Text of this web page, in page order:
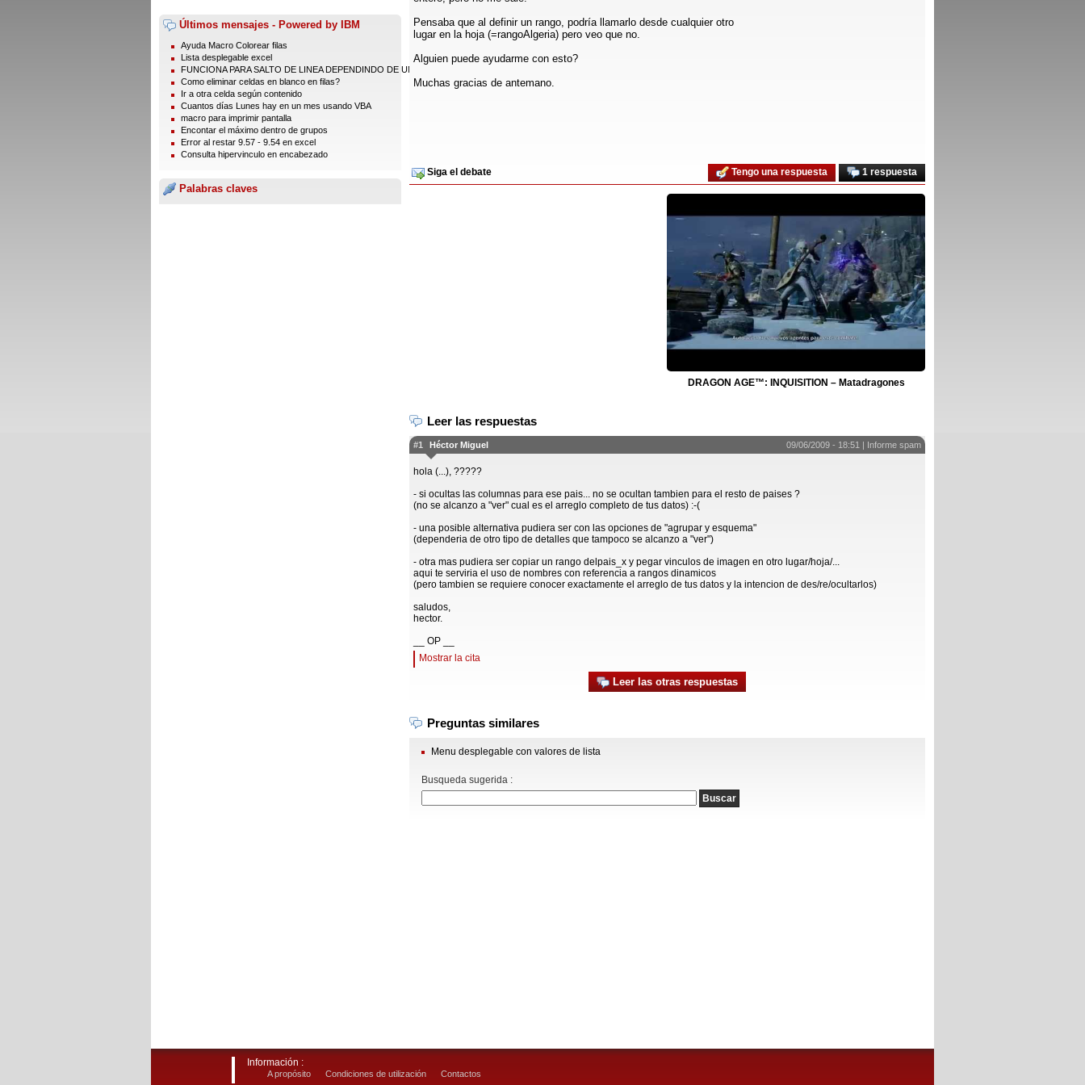
Últimos mensajes - Powered by IBM
Ayuda Macro Colorear filas
Lista desplegable excel
FUNCIONA PARA SALTO DE LINEA DEPENDINDO DE UNA ...
Como eliminar celdas en blanco en filas?
Ir a otra celda según contenido
Cuantos días Lunes hay en un mes usando VBA
macro para imprimir pantalla
Encontar el máximo dentro de grupos
Error al restar 9.57 - 9.54 en excel
Consulta hipervinculo en encabezado
Palabras claves
Pensaba que al definir un rango, podría llamarlo desde cualquier otro
lugar en la hoja (=rangoAlgeria) pero veo que no.
Alguien puede ayudarme con esto?
Muchas gracias de antemano.
Siga el debate 1 respuesta
Tengo una respuesta
DRAGON AGE™: INQUISITION – Matadragones
Leer las respuestas
#1 Héctor Miguel 09/06/2009 - 18:51 | Informe spam
hola (...), ?????
- si ocultas las columnas para ese pais... no se ocultan tambien para el resto de paises ?
(no se alcanzo a "ver" cual es el arreglo completo de tus datos) :-(
- una posible alternativa pudiera ser con las opciones de "agrupar y esquema"
(dependeria de otro tipo de detalles que tampoco se alcanzo a "ver")
- otra mas pudiera ser copiar un rango delpais_x y pegar vinculos de imagen en otro lugar/hoja/...
aqui te serviria el uso de nombres con referencia a rangos dinamicos
(pero tambien se requiere conocer exactamente el arreglo de tus datos y la intencion de des/re/ocultarlos)
saludos,
hector.
__ OP __
Mostrar la cita
Leer las otras respuestas
Preguntas similares
Menu desplegable con valores de lista
Busqueda sugerida :
Información :
A propósito Condiciones de utilización Contactos